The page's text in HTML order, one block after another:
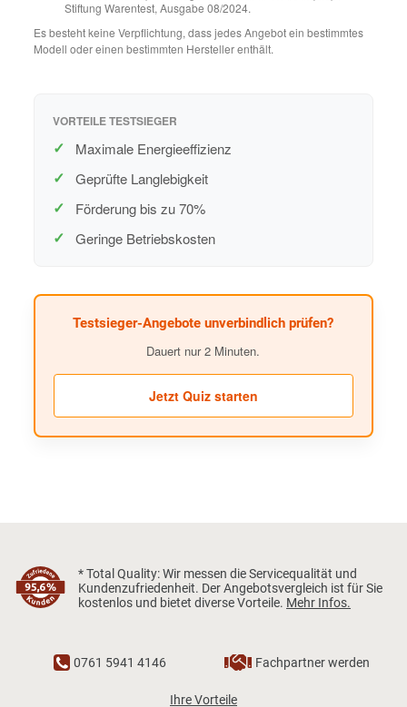
Stiftung Warentest, Ausgabe 08/2024.
Es besteht keine Verpflichtung, dass jedes Angebot ein bestimmtes
Modell oder einen bestimmten Hersteller enthält.
VORTEILE TESTSIEGER
Maximale Energieeffizienz
Geprüfte Langlebigkeit
Förderung bis zu 70%
Geringe Betriebskosten
Testsieger-Angebote unverbindlich prüfen?
Dauert nur 2 Minuten.
Jetzt Quiz starten
0761 5941 4146 Fachpartner werden
* Total Quality: Wir messen die Servicequalität und
Kundenzufriedenheit. Der Angebotsvergleich ist für Sie
kostenlos und bietet diverse Vorteile. Mehr Infos.
Ihre Vorteile